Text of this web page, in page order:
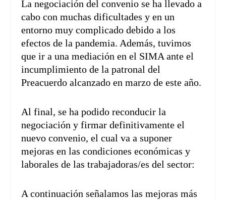
La negociación del convenio se ha llevado a
cabo con muchas dificultades y en un
entorno muy complicado debido a los
efectos de la pandemia. Además, tuvimos
que ir a una mediación en el SIMA ante el
incumplimiento de la patronal del
Preacuerdo alcanzado en marzo de este año.
Al final, se ha podido reconducir la
negociación y firmar definitivamente el
nuevo convenio, el cual va a suponer
mejoras en las condiciones económicas y
laborales de las trabajadoras/es del sector:
A continuación señalamos las mejoras más